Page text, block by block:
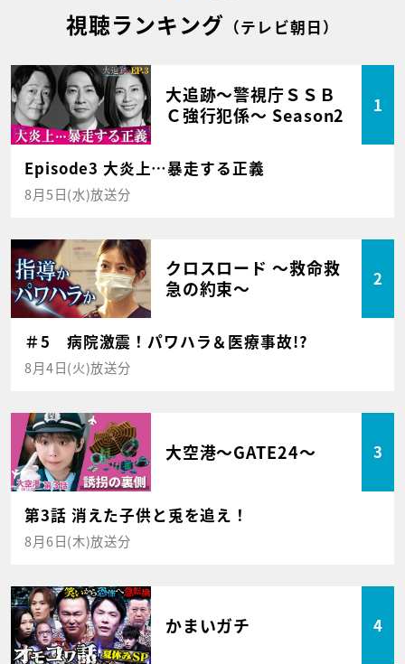
視聴ランキング （テレビ朝日）
大追跡～警視庁ＳＳＢ
Ｃ強行犯係～ Season2
1
Episode3 大炎上…暴走する正義
8月5日(水)放送分
クロスロード ～救命救
急の約束～
2
＃5 病院激震！パワハラ＆医療事故!?
8月4日(火)放送分
大空港～GATE24～ 3
第3話 消えた子供と兎を追え！
8月6日(木)放送分
かまいガチ 4